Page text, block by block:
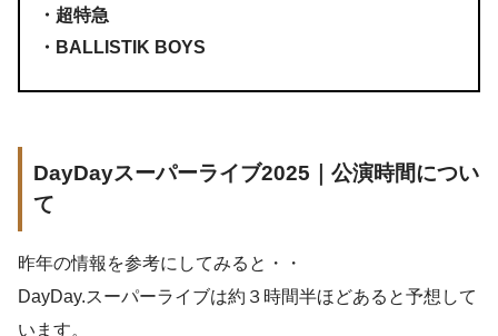
・超特急
・BALLISTIK BOYS
DayDayスーパーライブ2025｜公演時間につい
て
昨年の情報を参考にしてみると・・
DayDay.スーパーライブは約３時間半ほどあると予想して
います。